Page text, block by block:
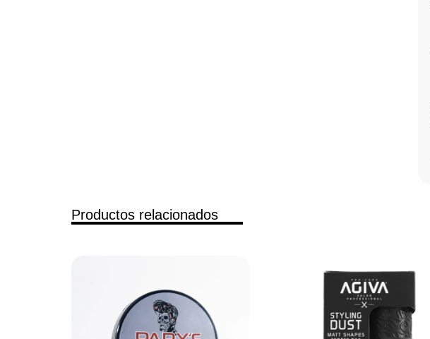
Productos relacionados